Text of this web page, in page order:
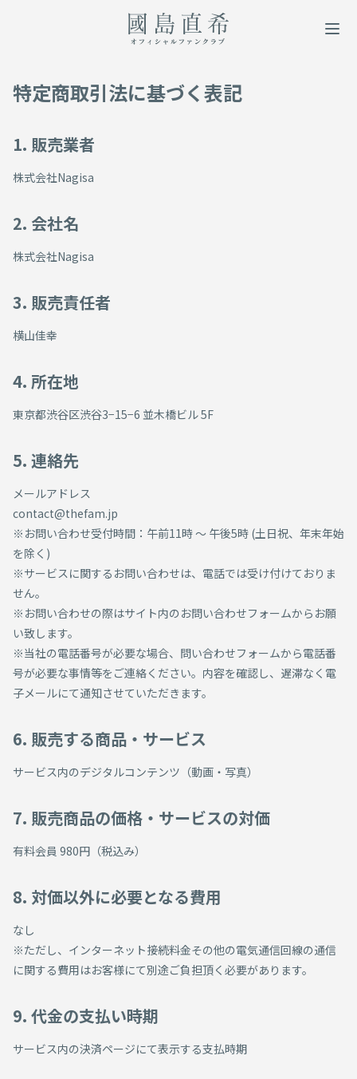
特定商取引法に基づく表記
1. 販売業者
株式会社Nagisa
2. 会社名
株式会社Nagisa
3. 販売責任者
横山佳幸
4. 所在地
東京都渋谷区渋谷3−15−6 並木橋ビル 5F
5. 連絡先
メールアドレス
contact@thefam.jp
※お問い合わせ受付時間：午前11時 ～ 午後5時 (土日祝、年末年始
を除く)
※サービスに関するお問い合わせは、電話では受け付けておりま
せん。
※お問い合わせの際はサイト内のお問い合わせフォームからお願
い致します。
※当社の電話番号が必要な場合、問い合わせフォームから電話番
号が必要な事情等をご連絡ください。内容を確認し、遅滞なく電
子メールにて通知させていただきます。
6. 販売する商品・サービス
サービス内のデジタルコンテンツ（動画・写真）
7. 販売商品の価格・サービスの対価
有料会員 980円（税込み）
8. 対価以外に必要となる費用
なし
※ただし、インターネット接続料金その他の電気通信回線の通信
に関する費用はお客様にて別途ご負担頂く必要があります。
9. 代金の支払い時期
サービス内の決済ページにて表示する支払時期